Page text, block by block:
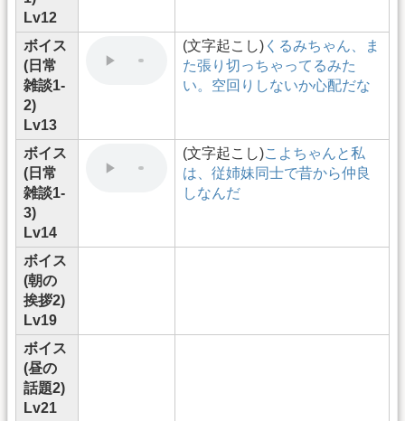
Lv12
ボイス
(日常
雑談1-
2)
Lv13
(文字起こし) くるみちゃん、ま
た張り切っちゃってるみた
い。空回りしないか心配だな
ボイス
(日常
雑談1-
3)
Lv14
(文字起こし)こよちゃんと私
は、従姉妹同士で昔から仲良
しなんだ
ボイス
(朝の
挨拶2)
Lv19
ボイス
(昼の
話題2)
Lv21